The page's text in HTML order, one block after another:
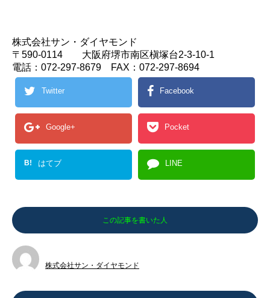
株式会社サン・ダイヤモンド
〒590-0114 大阪府堺市南区槇塚台2-3-10-1
電話：072-297-8679 FAX：072-297-8694
Twitter Facebook
Google+ Pocket
B! はてブ LINE
この記事を書いた人
株式会社サン・ダイヤモンド